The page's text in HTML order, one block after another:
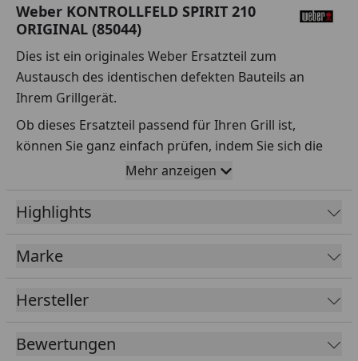
Weber KONTROLLFELD SPIRIT 210
ORIGINAL (85044)
Dies ist ein originales Weber Ersatzteil zum
Austausch des identischen defekten Bauteils an
Ihrem Grillgerät.
Ob dieses Ersatzteil passend für Ihren Grill ist,
können Sie ganz einfach prüfen, indem Sie sich die
Explosionszeichnung Ihres Grills anschauen und dort
das betreffende Teil heraussuchen.
Über die Seriennummer Ihres Grillgeräts kommen Sie
ganz einfach zur passenden Explosionszeichnung.
Geben Sie dafür die Seriennummer
Sollte Ihnen nicht bekannt sein, wo Sie die
Seriennummer finden, klicken Sie bitteHIER.
Mehr anzeigen
Highlights
Marke
Hersteller
Bewertungen